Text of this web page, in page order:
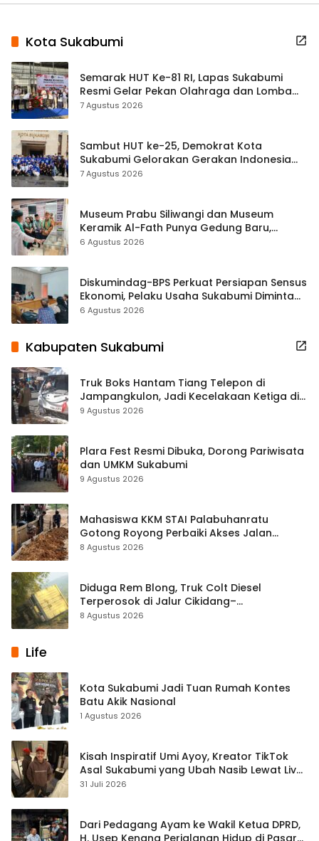
Kota Sukabumi
Semarak HUT Ke-81 RI, Lapas Sukabumi
Resmi Gelar Pekan Olahraga dan Lomba
Tradisional
7 Agustus 2026
Sambut HUT ke-25, Demokrat Kota
Sukabumi Gelorakan Gerakan Indonesia
ASRI Lewat Aksi Bersih Masjid Agung
7 Agustus 2026
Museum Prabu Siliwangi dan Museum
Keramik Al-Fath Punya Gedung Baru,
Hampir 500 Koleksi Dipisahkan
6 Agustus 2026
Diskumindag-BPS Perkuat Persiapan Sensus
Ekonomi, Pelaku Usaha Sukabumi Diminta
Terbuka Beri Data
6 Agustus 2026
Kabupaten Sukabumi
Truk Boks Hantam Tiang Telepon di
Jampangkulon, Jadi Kecelakaan Ketiga di
Titik yang Sama
9 Agustus 2026
Plara Fest Resmi Dibuka, Dorong Pariwisata
dan UMKM Sukabumi
9 Agustus 2026
Mahasiswa KKM STAI Palabuhanratu
Gotong Royong Perbaiki Akses Jalan
Majelis Ta’lim di Sagaranten
8 Agustus 2026
Diduga Rem Blong, Truk Colt Diesel
Terperosok di Jalur Cikidang–
Palabuhanratu
8 Agustus 2026
Life
Kota Sukabumi Jadi Tuan Rumah Kontes
Batu Akik Nasional
1 Agustus 2026
Kisah Inspiratif Umi Ayoy, Kreator TikTok
Asal Sukabumi yang Ubah Nasib Lewat Live
Streaming
31 Juli 2026
Dari Pedagang Ayam ke Wakil Ketua DPRD,